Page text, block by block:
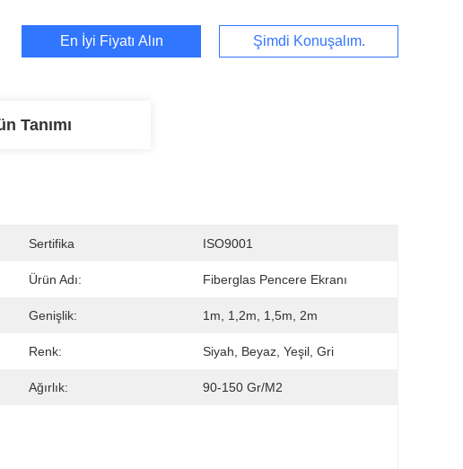
En İyi Fiyatı Alın Şimdi Konuşalım.
Tanımı
Sertifika ISO9001
Ürün Adı: Fiberglas Pencere Ekranı
Genişlik: 1m, 1,2m, 1,5m, 2m
Renk: Siyah, Beyaz, Yeşil, Gri
Ağırlık: 90-150 Gr/m2